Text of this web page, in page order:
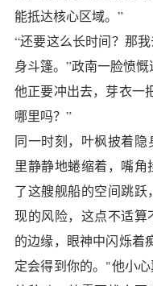
能抵达核心区域。”
“还要这么长时间？那
身斗篷。”政南一脸愤慨
他正要冲出去，芽衣一
哪里吗？”
同一时刻，叶枫披着
里静静地蜷缩着，嘴
了这艘舰船的空间跳
现的风险，这点不适算
的边缘，眼神中闪烁着
定会得到你的。"他小